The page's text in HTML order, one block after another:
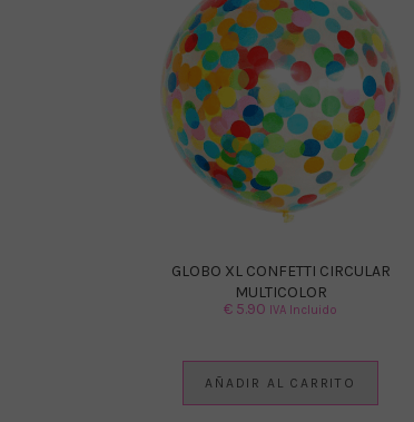
GLOBO XL CONFETTI CIRCULAR
MULTICOLOR
€ 5.90 IVA Incluido
AÑADIR AL CARRITO